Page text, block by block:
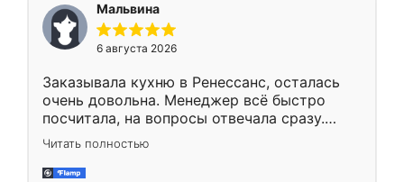
меньше, здесь же он более разнообразный.
Мне нравится ,если что-то потребуется из
мебели буду заказывать только здесь.
Мальвина
6 августа 2026
Заказывала кухню в Ренессанс, осталась
очень довольна. Менеджер всё быстро
посчитала, на вопросы отвечала сразу.
Замерщик приехал в субботу, подошёл к
делу со всей ответственностью. Собрали
за день, ребята работали аккуратно, даже
Читать полностью